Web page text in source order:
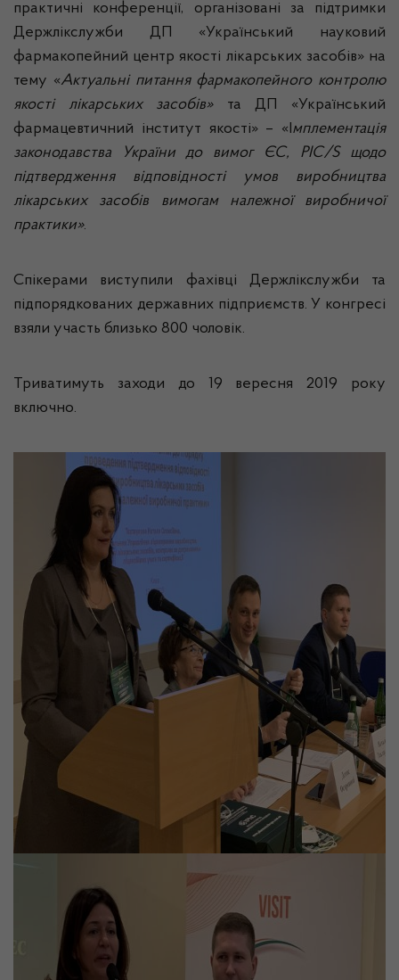
практичні конференції, організовані за підтримки
Держлікслужби ДП «Український науковий
фармакопейний центр якості лікарських засобів» на
тему «Актуальні питання фармакопейного контролю
якості лікарських засобів»та ДП «Український
фармацевтичний інститут якості» – «Імплементація
законодавства України до вимог ЄС, PIC/S щодо
підтвердження відповідності умов виробництва
лікарських засобів вимогам належної виробничої
практики».
Спікерами виступили фахівці Держлікслужби та
підпорядкованих державних підприємств. У конгресі
взяли участь близько 800 чоловік.
Триватимуть заходи до 19 вересня 2019 року
включно.